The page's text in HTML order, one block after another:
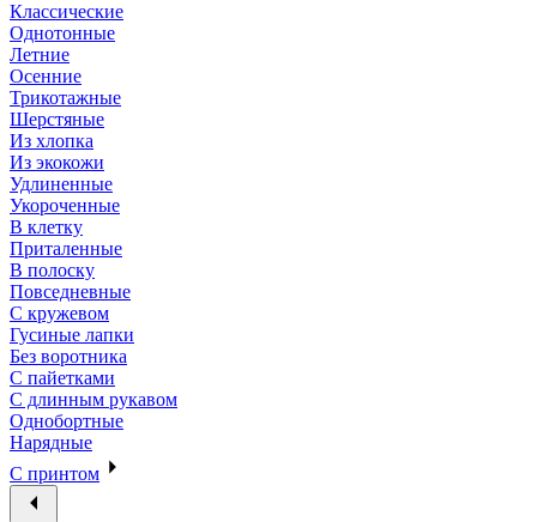
Классические
Однотонные
Летние
Осенние
Трикотажные
Шерстяные
Из хлопка
Из экокожи
Удлиненные
Укороченные
В клетку
Приталенные
В полоску
Повседневные
С кружевом
Гусиные лапки
Без воротника
С пайетками
С длинным рукавом
Однобортные
Нарядные
С принтом